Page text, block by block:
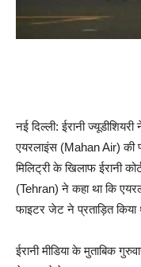
नई दिल्ली: ईरानी
एयरलाइंस (Mahan Air) की
मिलिट्री के खिलाफ ईरानी
(Tehran) ने कहा था कि
फाइटर जेट ने प्रताड़ित किया
ईरानी मीडिया के मुताबिक